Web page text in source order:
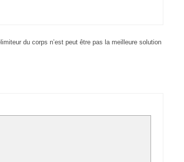
du corps n’est peut être pas la meilleure solution